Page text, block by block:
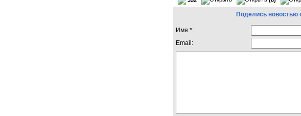
Поделись новостью
Имя *:
Email: